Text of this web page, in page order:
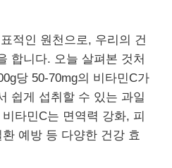
적인 원천으로, 우리의 건
합니다. 오늘 살펴본 것처
당 50-70mg의 비타민C가
쉽게 섭취할 수 있는 과일
타민C는 면역력 강화, 피
예방 등 다양한 건강 효